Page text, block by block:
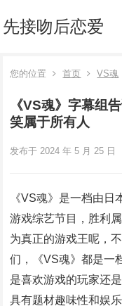
先接吻后恋爱
您的位置 首页 VS魂
《VS魂》字幕组
笑属于所有人
发布于 2024 年 5 月 25 日
《VS魂》是一档由
游戏综艺节目，胜利
为真正的游戏王呢，
们，《VS魂》都是一
是喜欢游戏的玩家还
具有题材趣味性和娱乐